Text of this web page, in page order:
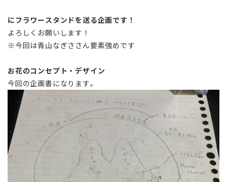
にフラワースタンドを送る企画です！
よろしくお願いします！
※今回は青山なぎささん要素強めです
お花のコンセプト・デザイン
今回の企画書になります。